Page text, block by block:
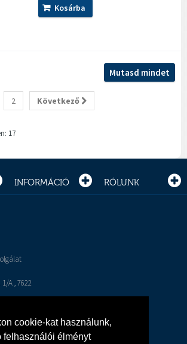
cookie-kat használunk,
felhasználói élményt
Kosárba
Mutasd mindet
2 Következő
17
INFORMÁCIÓ RÓLUNK
1/A , 7622